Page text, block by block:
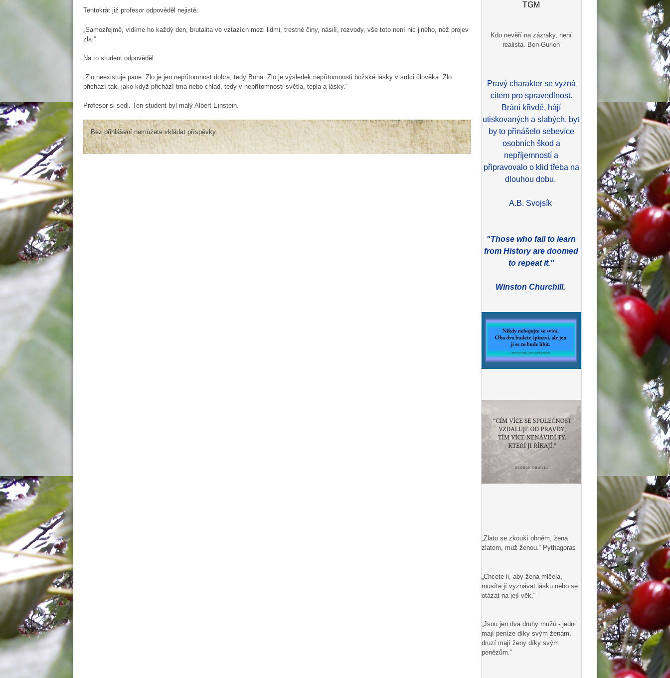
Tentokrát již profesor odpověděl nejistě:
„Samozřejmě, vidíme ho každý den, brutalita ve vztazích mezi lidmi, trestné činy, násilí, rozvody, vše toto není nic jiného, než projev
zla.“
Na to student odpověděl:
„Zlo neexistuje pane. Zlo je jen nepřítomnost dobra, tedy Boha. Zlo je výsledek nepřítomnosti božské lásky v srdci člověka. Zlo
přichází tak, jako když přichází tma nebo chlad, tedy v nepřítomnosti světla, tepla a lásky.“
Profesor si sedl. Ten student byl malý Albert Einstein.
Bez přihlášení nemůžete vkládat příspěvky.
TGM
Kdo nevěří na zázraky, není
realista. Ben-Gurion
Pravý charakter se vyzná
citem pro spravedlnost.
Brání křivdě, hájí
utiskovaných a slabých, byť
by to přinášelo sebevíce
osobních škod a
nepříjemností a
připravovalo o klid třeba na
dlouhou dobu.
A.B. Svojsík
"Those who fail to learn
from History are doomed
to repeat it."
Winston Churchill.
„Zlato se zkouší ohněm, žena
zlatem, muž ženou.“ Pythagoras
„Chcete-li, aby žena mlčela,
musíte jí vyznávat lásku nebo se
otázat na její věk.“
„Jsou jen dva druhy mužů - jedni
mají peníze díky svým ženám,
druzí mají ženy díky svým
penězům.“